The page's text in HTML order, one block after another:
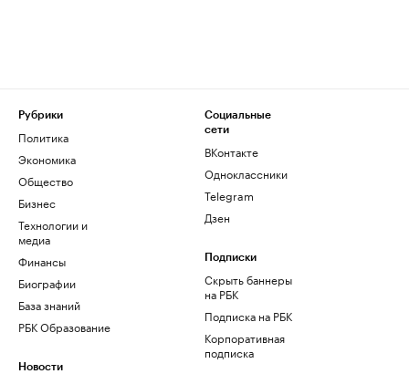
Рубрики
Политика
Экономика
Общество
Бизнес
Технологии и
медиа
Финансы
Биографии
База знаний
РБК Образование
Новости
Социальные
сети
ВКонтакте
Одноклассники
Telegram
Дзен
Подписки
Скрыть баннеры
на РБК
Подписка на РБК
Корпоративная
подписка